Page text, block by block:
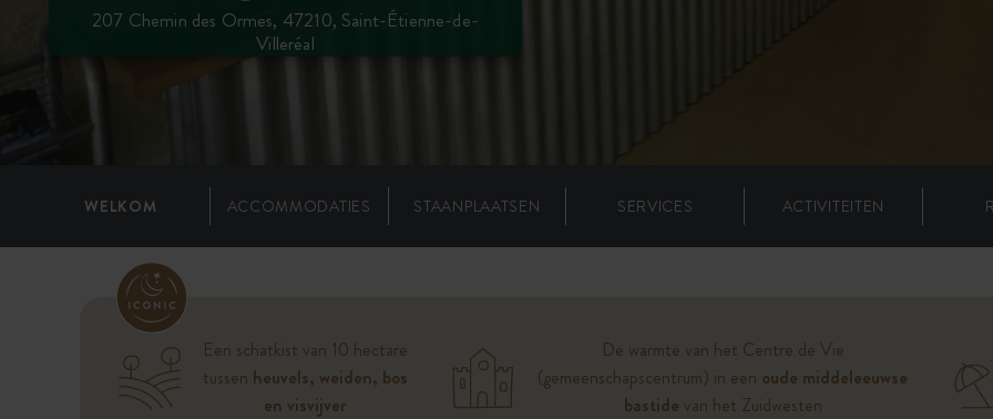
207 Chemin des Ormes, 47210, Saint-Étienne-de-
Villeréal
WELKOM ACCOMMODATIES STAANPLAATSEN SERVICES ACTIVITEITEN
Een schatkist van 10 hectare
tussen heuvels, weiden, bos
en visvijver
De warmte van het Centre de Vie
(gemeenschapscentrum) in een oude middeleeuwse
bastide van het Zuidwesten